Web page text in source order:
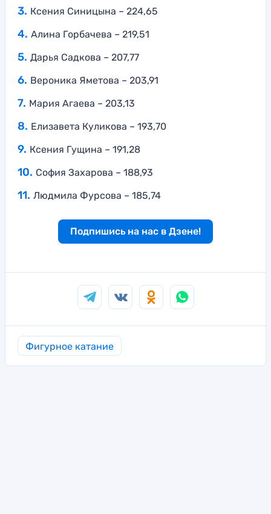
Ксения Синицына – 224,65
Алина Горбачева – 219,51
Дарья Садкова – 207,77
Вероника Яметова – 203,91
Мария Агаева – 203,13
Елизавета Куликова – 193,70
Ксения Гущина – 191,28
София Захарова – 188,93
Людмила Фурсова – 185,74
Подпишись на нас в Дзене!
Фигурное катание